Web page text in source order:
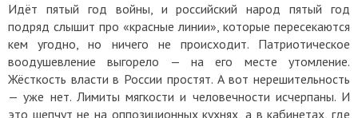
Идёт пятый год войны, и российский народ пятый год
подряд слышит про «красные линии», которые пересекаются
кем угодно, но ничего не происходит. Патриотическое
воодушевление выгорело — на его месте утомление.
Жёсткость власти в России простят. А вот нерешительность
— уже нет. Лимиты мягкости и человечности исчерпаны. И
это шепчут не на оппозиционных кухнях, а в кабинетах, где